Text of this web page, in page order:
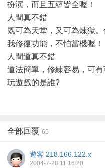
扮演，而且五蘊皆全喔！
人間真不錯
既可為天堂，又可為煉獄
我修復功能，不怕當機喔！
人間道真不錯
道法簡單，修練容易，可有
玩遊戲的是誰?
全部回覆 65
遊客 218.166.122.x
2004-7-28 11:16:20